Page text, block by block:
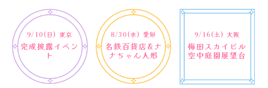
9/10(日) 東京
完成披露イベン
ト
8/30(水) 愛知
名鉄百貨店&ナ
ナちゃん人形
9/16(土) 大阪
梅田スカイビル
空中庭園展望台